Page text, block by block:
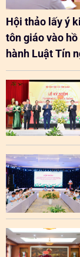
Hội thảo lấy ý
tôn giáo vào
hành Luật Tín